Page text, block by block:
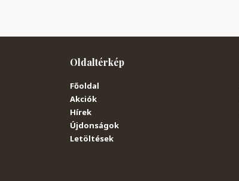
Oldaltérkép
Főoldal
Akciók
Hírek
Újdonságok
Letöltések